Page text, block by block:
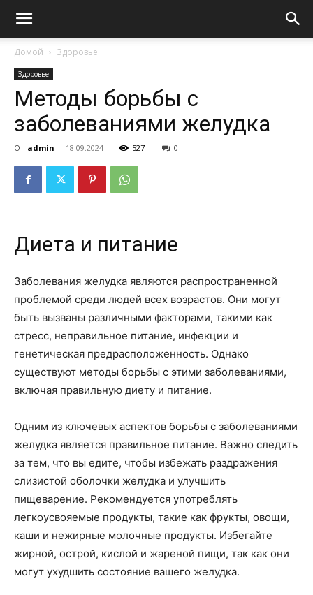
Домой Здоровье
Здоровье
Методы борьбы с
заболеваниями желудка
От admin - 18.09.2024 527 0
Диета и питание
Заболевания желудка являются распространенной
проблемой среди людей всех возрастов. Они могут
быть вызваны различными факторами, такими как
стресс, неправильное питание, инфекции и
генетическая предрасположенность. Однако
существуют методы борьбы с этими заболеваниями,
включая правильную диету и питание.
Одним из ключевых аспектов борьбы с заболеваниями
желудка является правильное питание. Важно следить
за тем, что вы едите, чтобы избежать раздражения
слизистой оболочки желудка и улучшить
пищеварение. Рекомендуется употреблять
легкоусвояемые продукты, такие как фрукты, овощи,
каши и нежирные молочные продукты. Избегайте
жирной, острой, кислой и жареной пищи, так как они
могут ухудшить состояние вашего желудка.